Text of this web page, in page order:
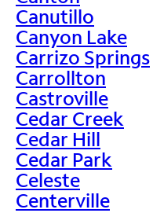
Canutillo
Canyon Lake
Carrizo Springs
Carrollton
Castroville
Cedar Creek
Cedar Hill
Cedar Park
Celeste
Centerville